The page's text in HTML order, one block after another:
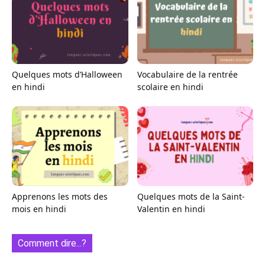
Quelques mots d’Halloween
en hindi
Vocabulaire de la rentrée
scolaire en hindi
Apprenons les mots des
mois en hindi
Quelques mots de la Saint-
Valentin en hindi
Comment dire...?